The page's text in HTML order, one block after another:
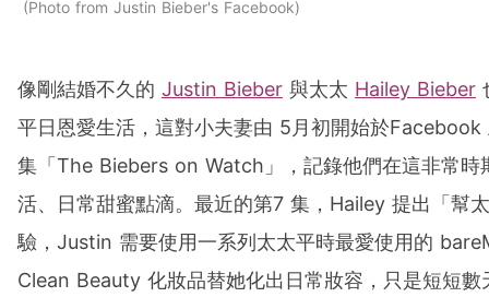
Photo from Justin Bieber's Facebook
像剛結婚不久的 Justin Bieber 與太太 Hailey Bieber
平日恩愛生活，這對小夫妻由 5月初開始於Facebook
集「The Biebers on Watch」，記錄他們在這非常時
活、日常甜蜜點滴。最近的第7 集，Hailey 提出「幫
驗，Justin 需要使用一系列太太平時最愛使用的
Clean Beauty 化妝品替她化出日常妝容，只是短短數